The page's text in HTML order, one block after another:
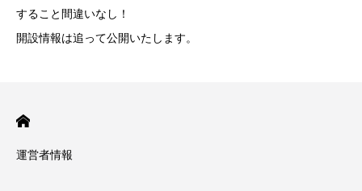
すること間違いなし！
開設情報は追って公開いたします。
運営者情報